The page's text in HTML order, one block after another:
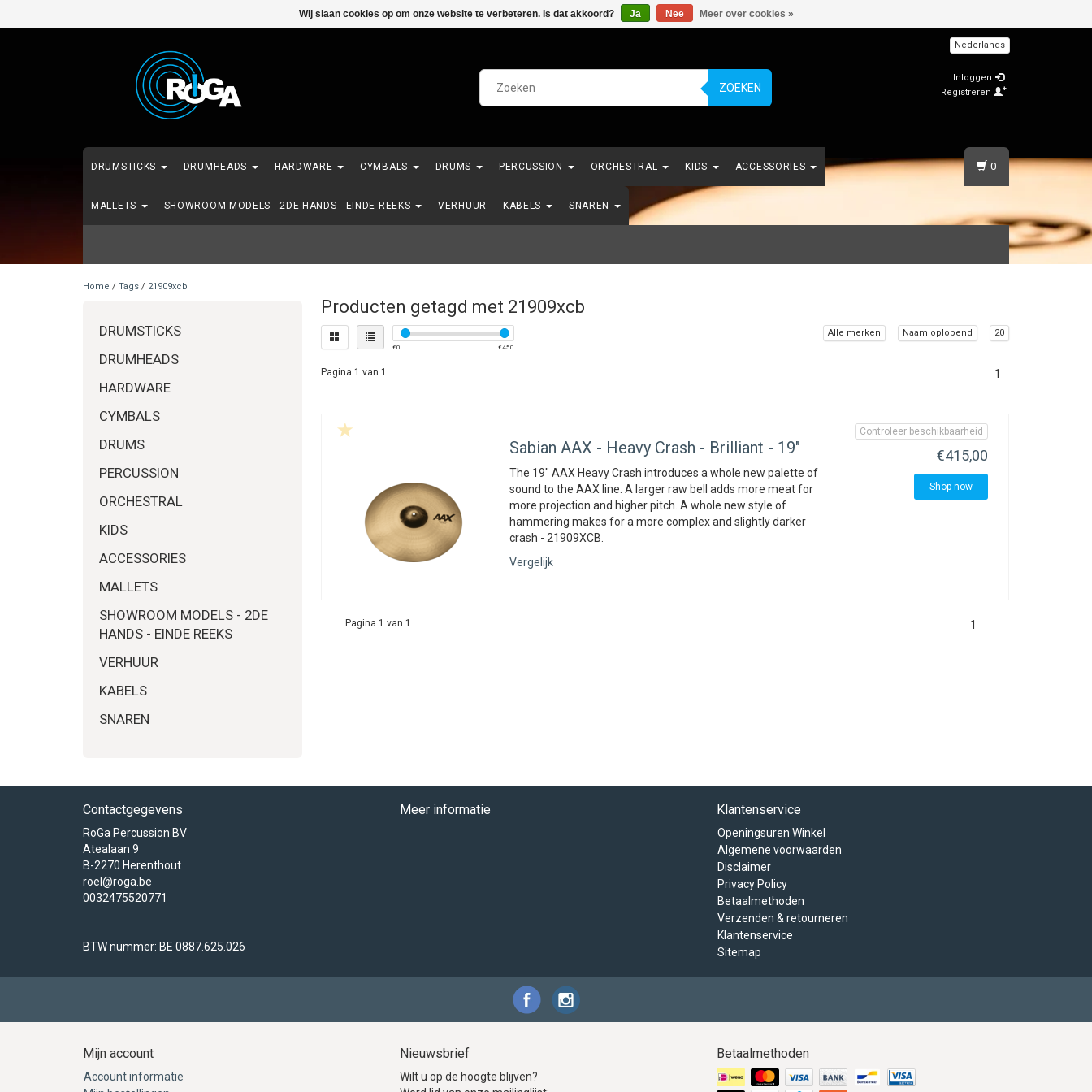
ZOEKEN
Nederlands
Inloggen
Registreren
DRUMSTICKS DRUMHEADS HARDWARE CYMBALS DRUMS PERCUSSION ORCHESTRAL KIDS ACCESSORIES
MALLETS SHOWROOM MODELS - 2DE HANDS - EINDE REEKS VERHUUR KABELS SNAREN
0
Home / Tags / 21909xcb
DRUMSTICKS
DRUMHEADS
HARDWARE
CYMBALS
DRUMS
PERCUSSION
ORCHESTRAL
KIDS
ACCESSORIES
MALLETS
SHOWROOM MODELS - 2DE
HANDS - EINDE REEKS
VERHUUR
KABELS
SNAREN
Producten getagd met 21909xcb
€0 €450
Alle merken Naam oplopend 20
Pagina 1 van 1 1
Sabian AAX - Heavy Crash - Brilliant - 19"
The 19″ AAX Heavy Crash introduces a whole new palette of
sound to the AAX line. A larger raw bell adds more meat for
more projection and higher pitch. A whole new style of
hammering makes for a more complex and slightly darker
crash - 21909XCB.
Vergelijk
Controleer beschikbaarheid
€415,00
Shop now
Pagina 1 van 1 1
Contactgegevens
RoGa Percussion BV
Atealaan 9
B-2270 Herenthout
roel@roga.be
0032475520771
BTW nummer: BE 0887.625.026
Meer informatie Klantenservice
Openingsuren Winkel
Algemene voorwaarden
Disclaimer
Privacy Policy
Betaalmethoden
Verzenden & retourneren
Klantenservice
Sitemap
Mijn account
Account informatie
Nieuwsbrief
Wilt u op de hoogte blijven?
Betaalmethoden
Wij slaan cookies op om onze website te verbeteren. Is dat akkoord? Ja Nee Meer over cookies »